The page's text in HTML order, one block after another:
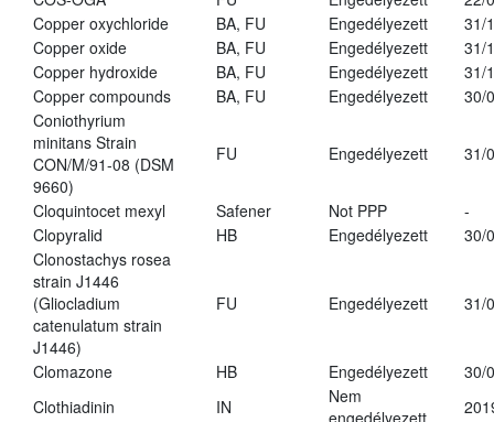
Copper oxychloride
BA, FU Engedélyezett
31/
Copper oxide
BA, FU Engedélyezett
31/
Copper hydroxide
BA, FU Engedélyezett
31/
Copper compounds
BA, FU Engedélyezett
30/
Coniothyrium
minitans Strain
CON/M/91-08 (DSM
9660)
FU Engedélyezett 31/
Cloquintocet mexyl Safener Not PPP
-
Clopyralid
HB Engedélyezett
30/
Clonostachys rosea
strain J1446
(Gliocladium
catenulatum strain
J1446)
FU Engedélyezett 31/
Clomazone HB Engedélyezett
30/
Clothiadinin
IN
Nem